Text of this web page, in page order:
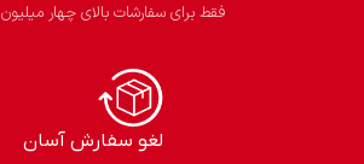
فقط برای سفارشات بالای چهار
لغو سفارش آسان​